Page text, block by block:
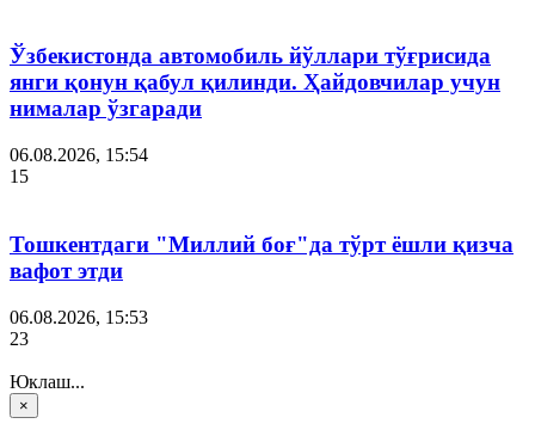
Ўзбекистонда автомобиль йўллари тўғрисида
янги қонун қабул қилинди. Ҳайдовчилар учун
нималар ўзгаради
06.08.2026, 15:54
15
Тошкентдаги "Миллий боғ"да тўрт ёшли қизча
вафот этди
06.08.2026, 15:53
23
Юклаш...
×